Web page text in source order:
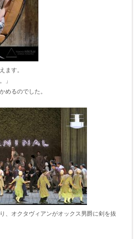
ます。
」
めるのでした。
、オクタヴィアンがオックス男爵に剣を抜